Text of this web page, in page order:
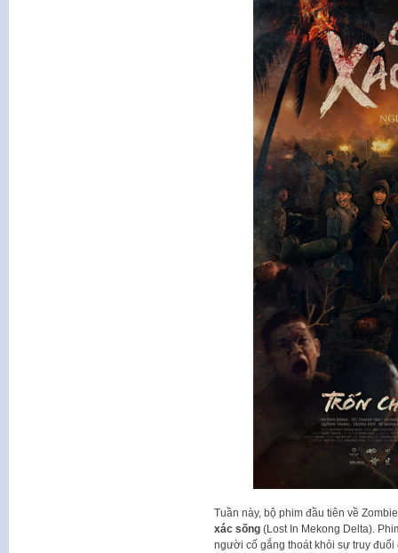
Tuần này, bộ phim đầu tiên về
xác sống(Lost In Mekong Delta).
người cố gắng thoát khỏi sự truy